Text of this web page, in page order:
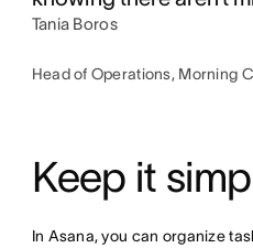
Tania Boros
Head of Operations, Morning
Keep it
In Asana, you can organize